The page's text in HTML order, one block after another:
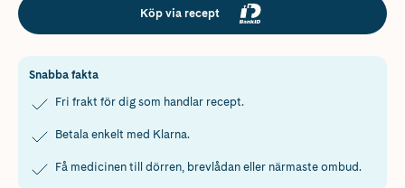
Köp via recept
Snabba fakta
Fri frakt för dig som handlar recept.
Betala enkelt med Klarna.
Få medicinen till dörren, brevlådan eller närmaste ombud.